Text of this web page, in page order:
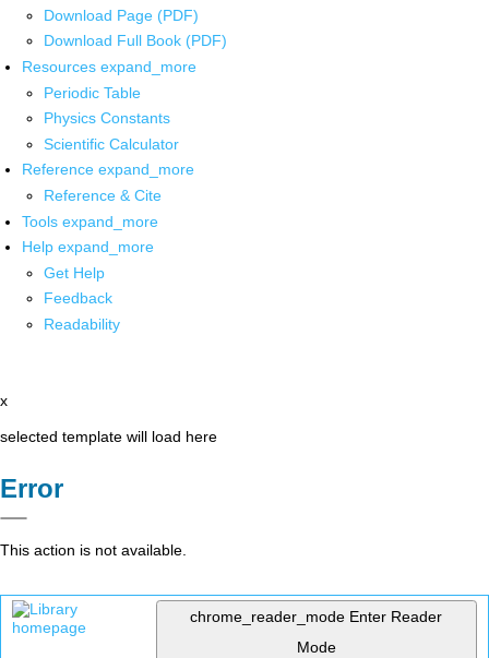
Download Page (PDF)
Download Full Book (PDF)
Resources expand_more
Periodic Table
Physics Constants
Scientific Calculator
Reference expand_more
Reference & Cite
Tools expand_more
Help expand_more
Get Help
Feedback
Readability
x
selected template will load here
Error
This action is not available.
chrome_reader_mode Enter Reader
Mode